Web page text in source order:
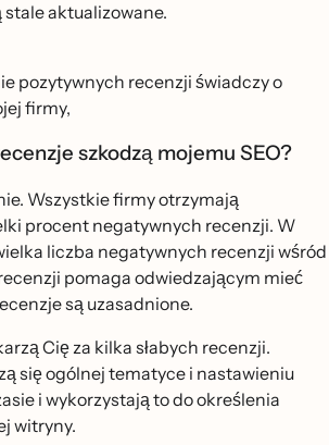
stale aktualizowane.
pozytywnych recenzji świadczy o
firmy,
szkodzą mojemu SEO?
Wszystkie firmy otrzymają
procent negatywnych recenzji. W
liczba negatywnych recenzji wśród
pomaga odwiedzającym mieć
są uzasadnione.
Cię za kilka słabych recenzji.
się ogólnej tematyce i nastawieniu
i wykorzystają to do określenia
witryny.